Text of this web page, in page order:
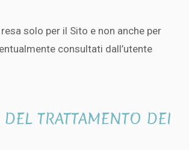
solo per il Sito e non anche per
consultati dall’utente
TRATTAMENTO DEI